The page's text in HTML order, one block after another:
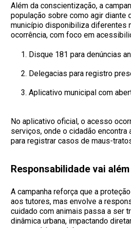
Além da conscientização, a
população sobre como agir diante
município disponibiliza diferentes
ocorrência, com foco em
Disque 181 para denúncias
Delegacias para registro
Aplicativo municipal com
No aplicativo oficial, o acesso
serviços, onde o cidadão encontra
para registrar casos de maus-
Responsabilidade vai
A campanha reforça que a
aos tutores, mas envolve a
cuidado com animais passa a ser
dinâmica urbana, impactando